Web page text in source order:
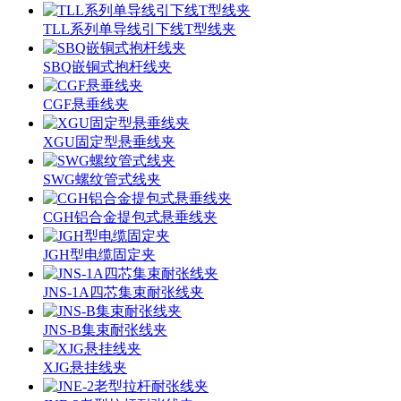
TLL系列单导线引下线T型线夹
SBQ嵌铜式抱杆线夹
CGF悬垂线夹
XGU固定型悬垂线夹
SWG螺纹管式线夹
CGH铝合金提包式悬垂线夹
JGH型电缆固定夹
JNS-1A四芯集束耐张线夹
JNS-B集束耐张线夹
XJG悬挂线夹